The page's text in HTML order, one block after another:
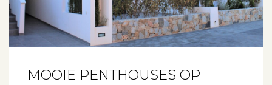
MOOIE PENTHOUSES OP